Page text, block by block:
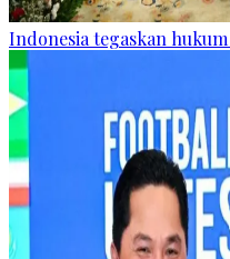
Indonesia tegaskan